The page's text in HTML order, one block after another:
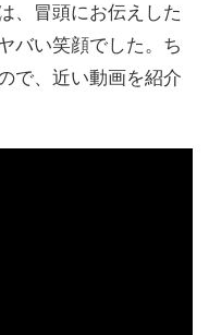
、冒頭にお伝えした
バい笑顔でした。ち
で、近い動画を紹介